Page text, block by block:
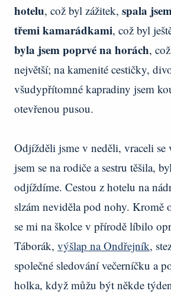
hotelu, což byl zážitek, spala
třemi kamarádkami, což byl
byla jsem poprvé na horách,
největší; na kamenité cestičky,
všudypřítomné kapradiny jsem
otevřenou pusou.
Odjížděli jsme v neděli, vraceli
jsem se na rodiče a sestru těšila,
odjíždíme. Cestou z hotelu na
slzám neviděla pod nohy. Kromě
se mi na školce v přírodě líbilo
Táborák, výšlap na Ondřejník,
společné sledování večerníčku a
holka, když můžu být někde